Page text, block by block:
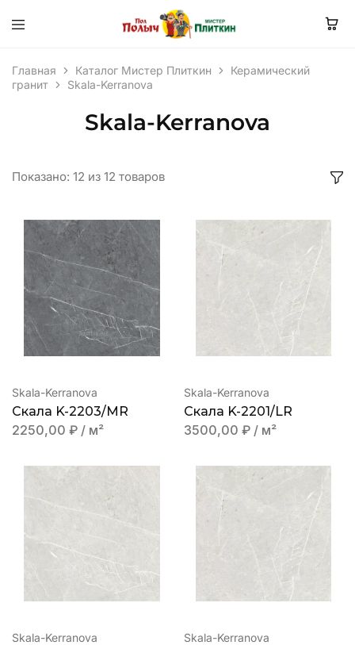
Главная Каталог Мистер Плиткин
Керамический
гранит
Skala-Kerranova
Skala-Kerranova
Показано: 12 из 12 товаров
Skala-Kerranova
Скалa K-2203/MR
2250,00 ₽ / м²
Skala-Kerranova
Скала K-2201/LR
3500,00 ₽ / м²
Skala-Kerranova Skala-Kerranova